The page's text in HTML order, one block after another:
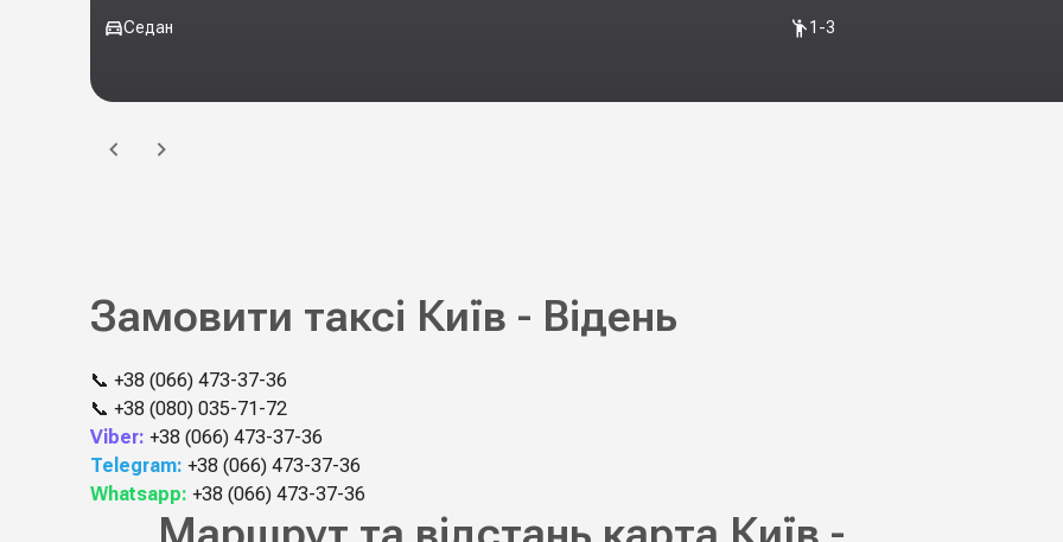
Седан 1-3
Замовити таксі Київ - Відень
📞 +38 (066) 473-37-36
📞 +38 (080) 035-71-72
Viber: +38 (066) 473-37-36
Telegram: +38 (066) 473-37-36
Whatsapp: +38 (066) 473-37-36